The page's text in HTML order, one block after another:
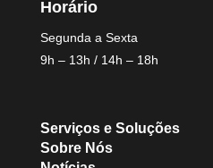
Horário
Segunda a Sexta
9h – 13h / 14h – 18h
Serviços e Soluções
Sobre Nós